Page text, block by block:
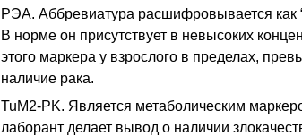
РЭА. Аббревиатура расшифровывается как
В норме он присутствует в невысоких
этого маркера у взрослого в пределах,
наличие рака.
TuM2-PK. Является метаболическим
лаборант делает вывод о наличии